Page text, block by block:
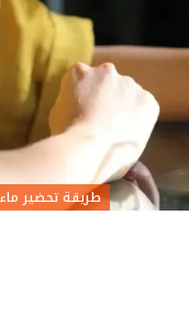
طريقة تحضير